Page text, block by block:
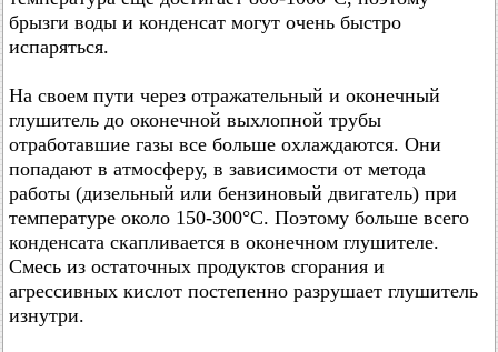
брызги воды и конденсат могут очень быстро
испаряться.
На своем пути через отражательный и оконечный
глушитель до оконечной выхлопной трубы
отработавшие газы все больше охлаждаются. Они
попадают в атмосферу, в зависимости от метода
работы (дизельный или бензиновый двигатель) при
температуре около 150-300°C. Поэтому больше всего
конденсата скапливается в оконечном глушителе.
Смесь из остаточных продуктов сгорания и
агрессивных кислот постепенно разрушает глушитель
изнутри.